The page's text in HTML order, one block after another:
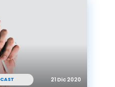
21 Dic 2020